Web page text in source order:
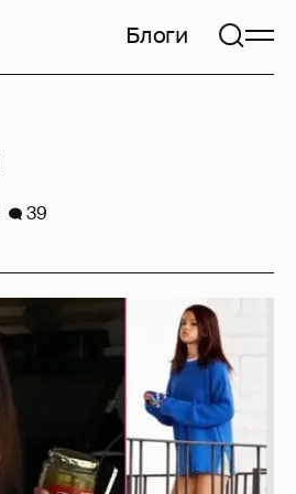
Блоги
39